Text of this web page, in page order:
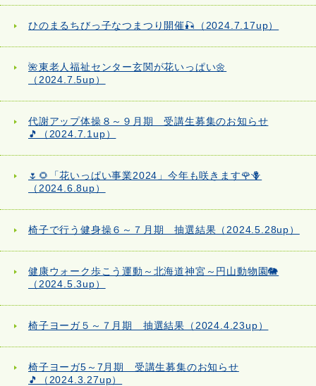
ひのまるちびっ子なつまつり開催🎣（2024.7.17up）
🌺東老人福祉センター玄関が花いっぱい🌼
（2024.7.5up）
代謝アップ体操８～９月期 受講生募集のお知らせ
🎵（2024.7.1up）
🌷🌻「花いっぱい事業2024」今年も咲きます🌹🪻
（2024.6.8up）
椅子で行う健身操６～７月期 抽選結果（2024.5.28up）
健康ウォーク歩こう運動～北海道神宮～円山動物園🐘
（2024.5.3up）
椅子ヨーガ５～７月期 抽選結果（2024.4.23up）
椅子ヨーガ5～7月期 受講生募集のお知らせ
🎵（2024.3.27up）